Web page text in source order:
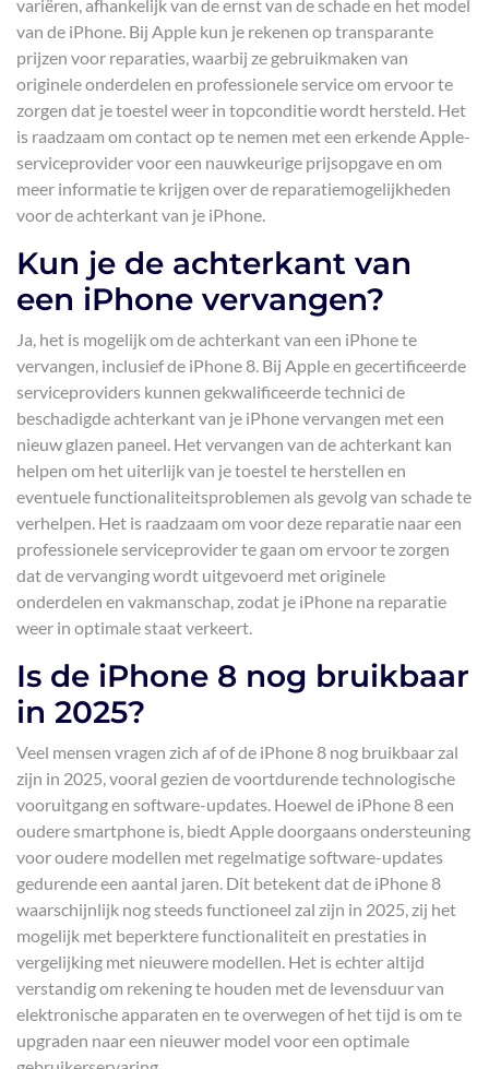
variëren, afhankelijk van de ernst van de schade en het model
van de iPhone. Bij Apple kun je rekenen op transparante
prijzen voor reparaties, waarbij ze gebruikmaken van
originele onderdelen en professionele service om ervoor te
zorgen dat je toestel weer in topconditie wordt hersteld. Het
is raadzaam om contact op te nemen met een erkende Apple-
serviceprovider voor een nauwkeurige prijsopgave en om
meer informatie te krijgen over de reparatiemogelijkheden
voor de achterkant van je iPhone.
Kun je de achterkant van
een iPhone vervangen?
Ja, het is mogelijk om de achterkant van een iPhone te
vervangen, inclusief de iPhone 8. Bij Apple en gecertificeerde
serviceproviders kunnen gekwalificeerde technici de
beschadigde achterkant van je iPhone vervangen met een
nieuw glazen paneel. Het vervangen van de achterkant kan
helpen om het uiterlijk van je toestel te herstellen en
eventuele functionaliteitsproblemen als gevolg van schade te
verhelpen. Het is raadzaam om voor deze reparatie naar een
professionele serviceprovider te gaan om ervoor te zorgen
dat de vervanging wordt uitgevoerd met originele
onderdelen en vakmanschap, zodat je iPhone na reparatie
weer in optimale staat verkeert.
Is de iPhone 8 nog bruikbaar
in 2025?
Veel mensen vragen zich af of de iPhone 8 nog bruikbaar zal
zijn in 2025, vooral gezien de voortdurende technologische
vooruitgang en software-updates. Hoewel de iPhone 8 een
oudere smartphone is, biedt Apple doorgaans ondersteuning
voor oudere modellen met regelmatige software-updates
gedurende een aantal jaren. Dit betekent dat de iPhone 8
waarschijnlijk nog steeds functioneel zal zijn in 2025, zij het
mogelijk met beperktere functionaliteit en prestaties in
vergelijking met nieuwere modellen. Het is echter altijd
verstandig om rekening te houden met de levensduur van
elektronische apparaten en te overwegen of het tijd is om te
upgraden naar een nieuwer model voor een optimale